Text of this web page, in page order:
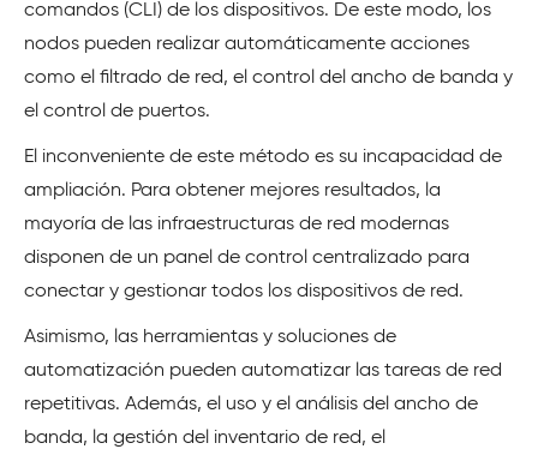
comandos (CLI) de los dispositivos. De este modo, los
nodos pueden realizar automáticamente acciones
como el filtrado de red, el control del ancho de banda y
el control de puertos.
El inconveniente de este método es su incapacidad de
ampliación. Para obtener mejores resultados, la
mayoría de las infraestructuras de red modernas
disponen de un panel de control centralizado para
conectar y gestionar todos los dispositivos de red.
Asimismo, las herramientas y soluciones de
automatización pueden automatizar las tareas de red
repetitivas. Además, el uso y el análisis del ancho de
banda, la gestión del inventario de red, el